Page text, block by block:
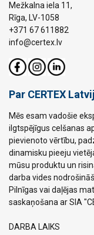
Mežkalna iela 11,
Rīga, LV-1058
+371 67 611882
info@certex.lv
Par CERTEX
Mēs esam vadošie
ilgtspējīgus celšanas
pievienoto vērtību,
dinamisku pieeju
mūsu produktu un
darba vides
Pilnīgas vai daļējas
saskaņošana ar SIA
DARBA LAIKS